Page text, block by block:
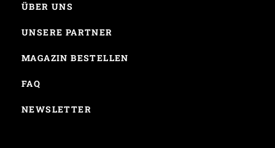
ÜBER UNS
UNSERE PARTNER
MAGAZIN BESTELLEN
FAQ
NEWSLETTER